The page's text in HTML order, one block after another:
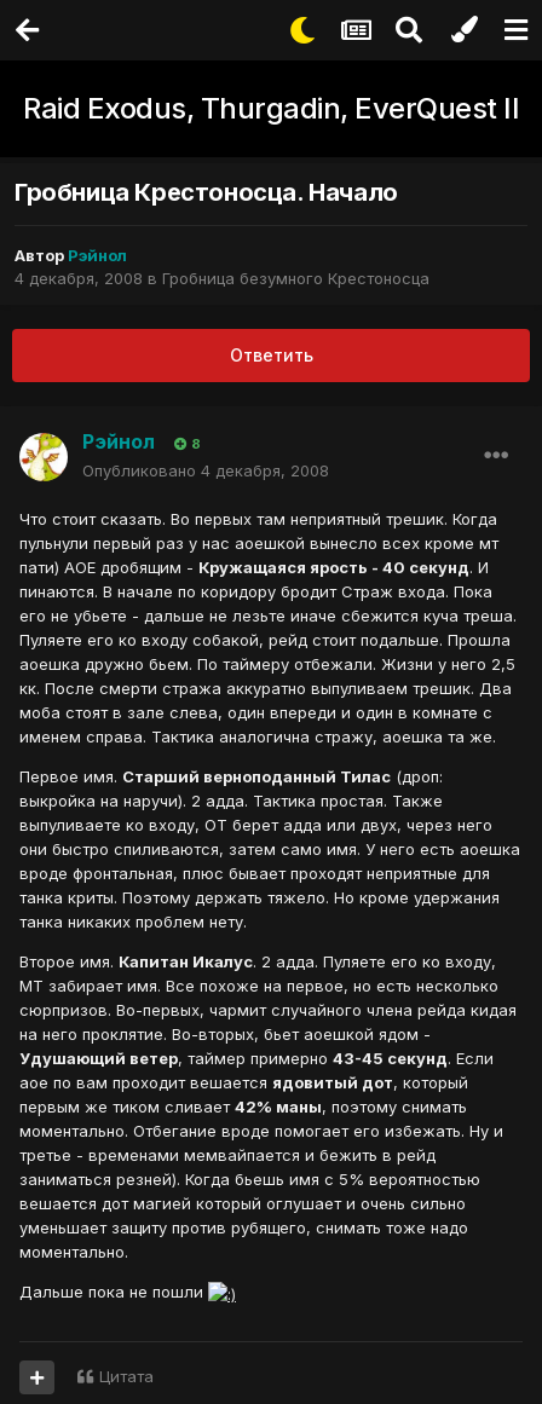
Raid Exodus, Thurgadin, EverQuest II
Гробница Крестоносца. Начало
Автор Рэйнол
4 декабря, 2008 в Гробница безумного Крестоносца
Ответить
Рэйнол 8
Опубликовано 4 декабря, 2008
Что стоит сказать. Во первых там неприятный трешик. Когда
пульнули первый раз у нас аоешкой вынесло всех кроме мт
пати) АОЕ дробящим - Кружащаяся ярость - 40 секунд. И
пинаются. В начале по коридору бродит Страж входа. Пока
его не убьете - дальше не лезьте иначе сбежится куча треша.
Пуляете его ко входу собакой, рейд стоит подальше. Прошла
аоешка дружно бьем. По таймеру отбежали. Жизни у него 2,5
кк. После смерти стража аккуратно выпуливаем трешик. Два
моба стоят в зале слева, один впереди и один в комнате с
именем справа. Тактика аналогична стражу, аоешка та же.
Первое имя. Старший верноподанный Тилас (дроп:
выкройка на наручи). 2 адда. Тактика простая. Также
выпуливаете ко входу, ОТ берет адда или двух, через него
они быстро спиливаются, затем само имя. У него есть аоешка
вроде фронтальная, плюс бывает проходят неприятные для
танка криты. Поэтому держать тяжело. Но кроме удержания
танка никаких проблем нету.
Второе имя. Капитан Икалус. 2 адда. Пуляете его ко входу,
МТ забирает имя. Все похоже на первое, но есть несколько
сюрпризов. Во-первых, чармит случайного члена рейда кидая
на него проклятие. Во-вторых, бьет аоешкой ядом -
Удушающий ветер, таймер примерно 43-45 секунд. Если
аое по вам проходит вешается ядовитый дот, который
первым же тиком сливает42% маны, поэтому снимать
моментально. Отбегание вроде помогает его избежать. Ну и
третье - временами мемвайпается и бежить в рейд
заниматься резней). Когда бьешь имя с 5% вероятностью
вешается дот магией который оглушает и очень сильно
уменьшает защиту против рубящего, снимать тоже надо
моментально.
Дальше пока не пошли
Цитата